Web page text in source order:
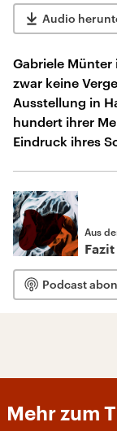
Audio
Gabriele Münter
zwar keine
Ausstellung in
hundert ihrer
Eindruck ihres
Aus
Fazit
Podcast
Mehr zum